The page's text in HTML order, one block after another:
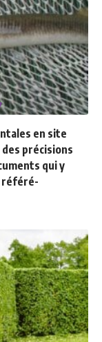
en site
précisions
qui y
référé-